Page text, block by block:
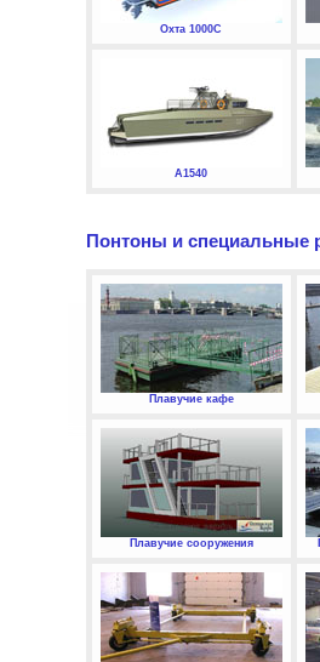
Охта 1000С
А1540
Понтоны и специальные
Плавучие кафе
Плавучие сооружения